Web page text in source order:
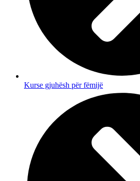
Kurse gjuhësh për fëmijë